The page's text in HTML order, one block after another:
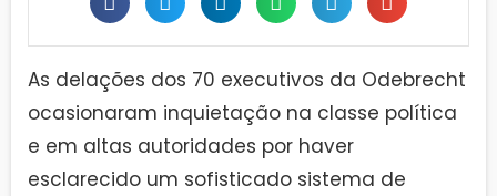
As delações dos 70 executivos da Odebrecht
ocasionaram inquietação na classe política
e em altas autoridades por haver
esclarecido um sofisticado sistema de